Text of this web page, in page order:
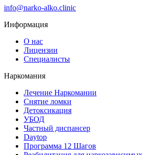
info@narko-alko.clinic
Информация
О нас
Лицензии
Специалисты
Наркомания
Лечение Наркомании
Снятие ломки
Детоксикация
УБОД
Частный диспансер
Daytop
Программа 12 Шагов